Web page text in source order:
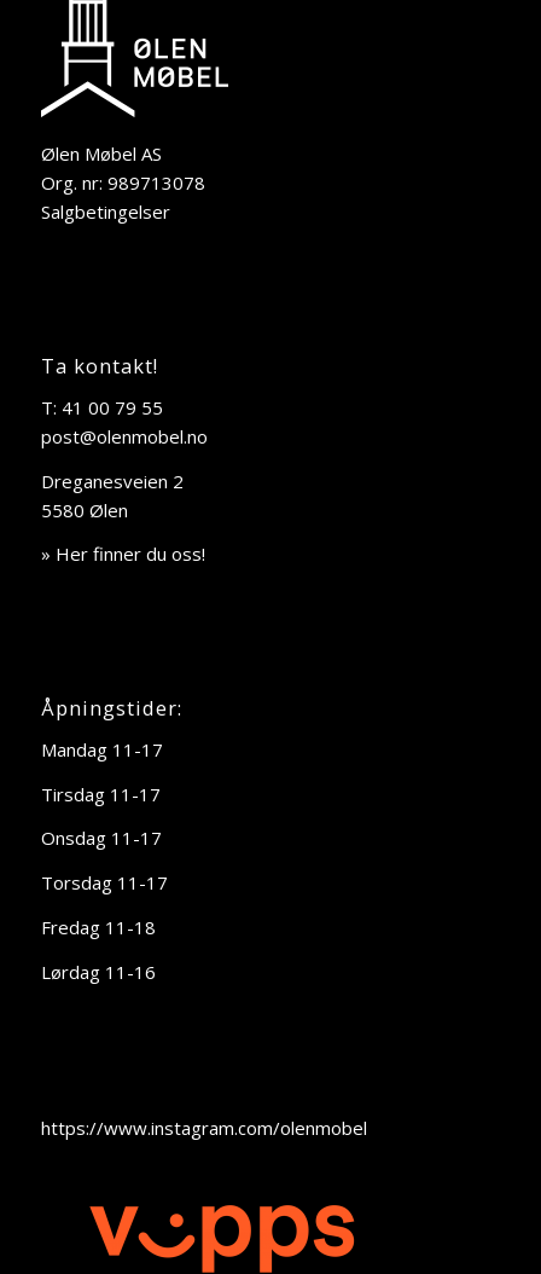
Ølen Møbel AS
Org. nr: 989713078
Salgbetingelser
Ta kontakt!
T: 41 00 79 55
post@olenmobel.no
Dreganesveien 2
5580 Ølen
» Her finner du oss!
Åpningstider:
Mandag 11-17
Tirsdag 11-17
Onsdag 11-17
Torsdag 11-17
Fredag 11-18
Lørdag 11-16
https://www.instagram.com/olenmobel